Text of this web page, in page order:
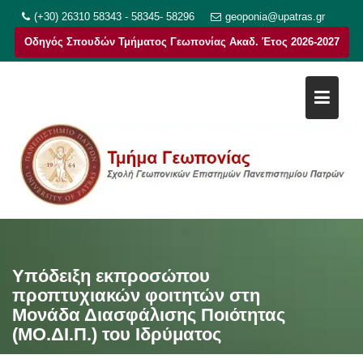
στο
περιεχόμενο
(+30) 26310 58343 - 58345- 58296 geoponia@upatras.gr
Οδηγός Σπουδών Τμήματος Γεωπονίας Ακαδ. Έτος 2026-2027
Υπόδειξη εκπροσώπου
προπτυχιακών φοιτητών στη
Μονάδα Διασφάλισης Ποιότητας
(ΜΟ.ΔΙ.Π.) του Ιδρύματος